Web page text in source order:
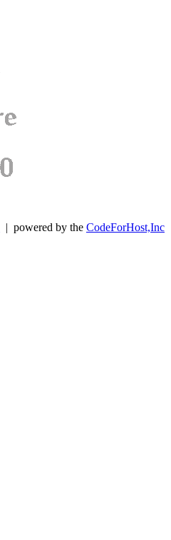
| powered by the CodeForHost,Inc